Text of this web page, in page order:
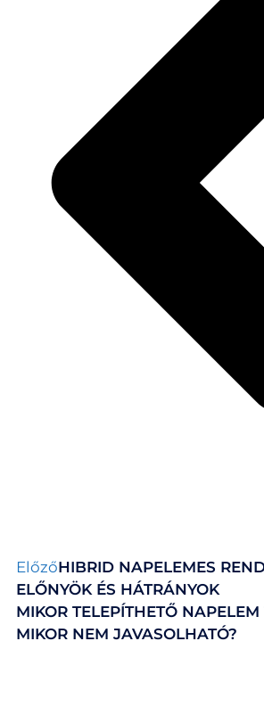
ElőzőHIBRID NAPELEMES
ELŐNYÖK ÉS HÁTRÁNYOK
MIKOR TELEPÍTHETŐ NAPELEM
MIKOR NEM JAVASOLHATÓ?